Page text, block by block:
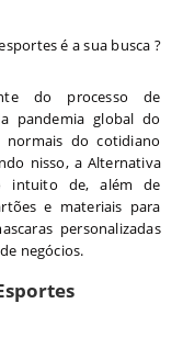
é a sua busca ?
do processo de
pandemia global do
normais do cotidiano
nisso, a Alternativa
intuito de, além de
e materiais para
personalizadas
negócios.